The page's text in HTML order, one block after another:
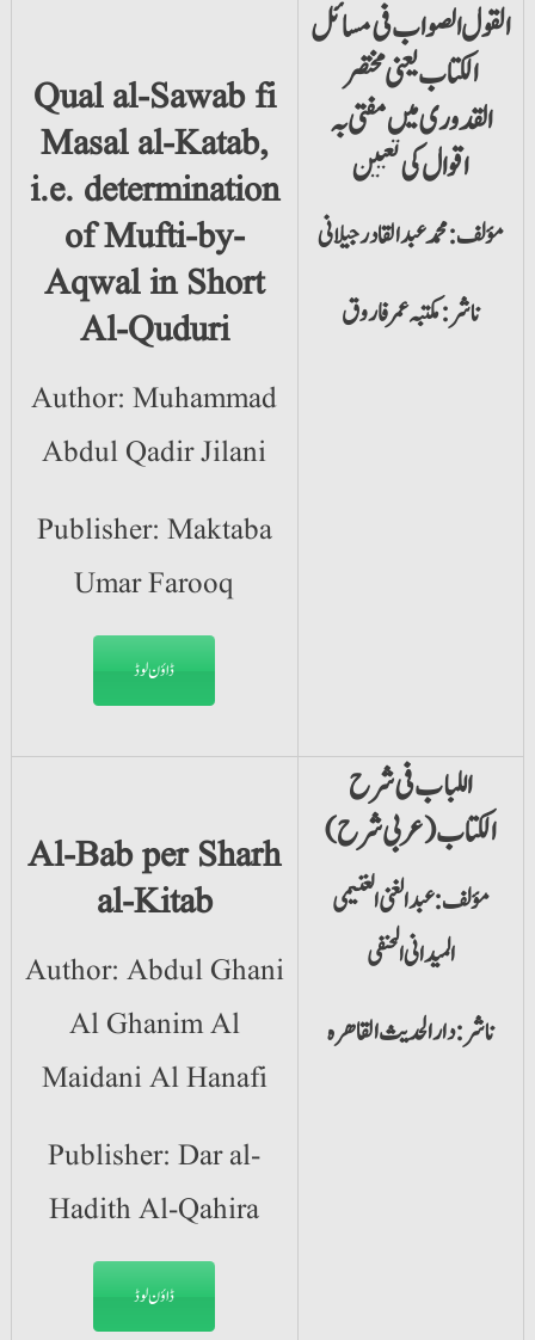
Qual al-Sawab fi
Masal al-Katab,
i.e. determination
of Mufti-by-
Aqwal in Short
Al-Quduri
Author: Muhammad
Abdul Qadir Jilani
Publisher: Maktaba
Umar Farooq
ڈاؤن لوڈ
القول الصواب فی مسائل
الکتاب یعنی مختصر
القدوری میں مفتی بہ
اقوال کی تعیین
مؤلف: محمد عبدالقادر جیلانی
ناشر: مکتبہ عمر فاروق
Al-Bab per Sharh
al-Kitab
Author: Abdul Ghani
Al Ghanim Al
Maidani Al Hanafi
Publisher: Dar al-
Hadith Al-Qahira
ڈاؤن لوڈ
اللباب فی شرح
الکتاب(عربی شرح)
مؤلف: عبدالغنی الغنیمی
المیدانی الحنفی
ناشر: دارالحدیث القاھرہ